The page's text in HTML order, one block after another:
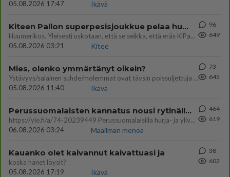
05.08.2026 17:47
Ikävä
Kiteen Pallon superpesisjoukkue pelaa huumeiden vaikutuksen alaisena
Huumerikos. Yleisesti uskotaan, että se seikka, että eräs KiPan pelaaja kärähtää huumeista, on vain jäävuoren huippu. M
05.08.2026 03:21
Kitee
96
649
Mies, olenko ymmärtänyt oikein?
Ystävyys/salainen suhde/molemmat ovat täysin poissuljettuja asioita? Nainen
05.08.2026 11:40
Ikävä
73
645
Perussuomalaisten kannatus nousi rytinällä Ylen tänään julkaisemassa tuoreimmassa gallup-kyselyssä.
https://yle.fi/a/74-20239449 Perussuomalaisilla hurja- ja ylivoimaisesti suurin nousu tässä uudessa Ylen gallupissa. Kyl
06.08.2026 03:24
Maailman menoa
464
619
Kauanko olet kaivannut kaivattuasi ja
koska hänet löysit?
05.08.2026 17:19
Ikävä
38
602